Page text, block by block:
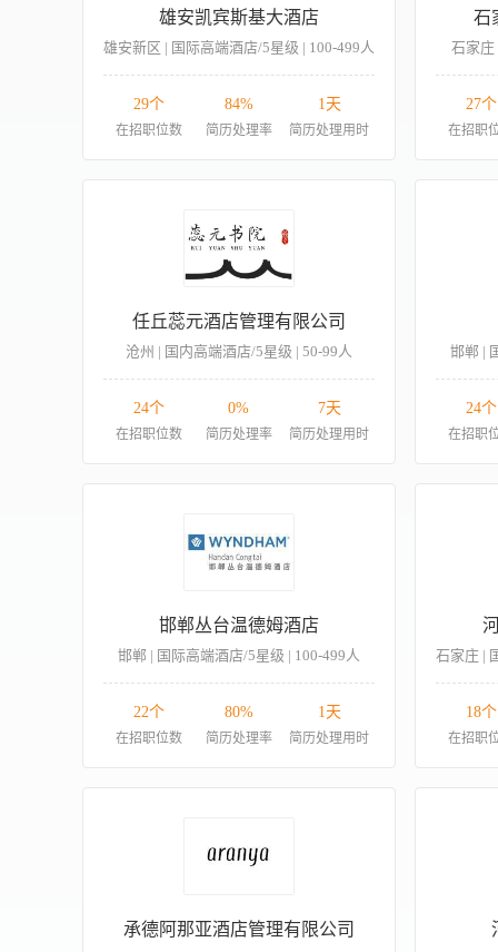
雄安凯宾斯基大酒店
雄安新区 | 国际高端酒店/5星级 | 100-499人
29个
在招职位数
84%
简历处理率
1天
简历处理用时
石
石家庄
27个
在招职
任丘蕊元酒店管理有限公司
沧州 | 国内高端酒店/5星级 | 50-99人
24个
在招职位数
0%
简历处理率
7天
简历处理用时
邯郸 |
24个
在招职
邯郸丛台温德姆酒店
邯郸 | 国际高端酒店/5星级 | 100-499人
22个
在招职位数
80%
简历处理率
1天
简历处理用时
18个
在招职
承德阿那亚酒店管理有限公司